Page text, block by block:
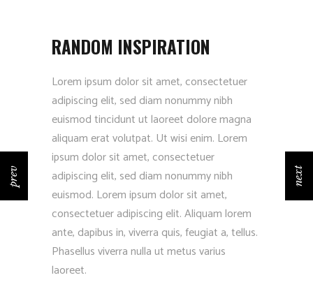
RANDOM INSPIRATION
Lorem ipsum dolor sit amet, consectetuer
adipiscing elit, sed diam nonummy nibh
euismod tincidunt ut laoreet dolore magna
aliquam erat volutpat. Ut wisi enim. Lorem
ipsum dolor sit amet, consectetuer
adipiscing elit, sed diam nonummy nibh
euismod. Lorem ipsum dolor sit amet,
consectetuer adipiscing elit. Aliquam lorem
ante, dapibus in, viverra quis, feugiat a, tellus.
Phasellus viverra nulla ut metus varius
laoreet.
prev next